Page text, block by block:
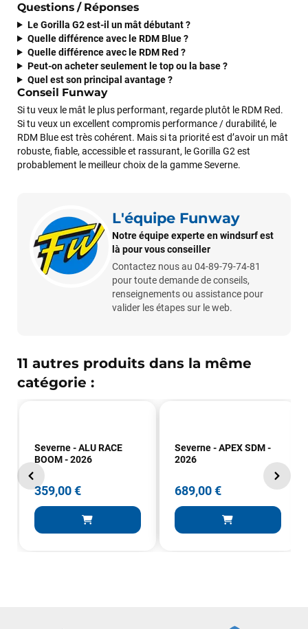
Questions / Réponses
Le Gorilla G2 est-il un mât débutant ?
Quelle différence avec le RDM Blue ?
Quelle différence avec le RDM Red ?
Peut-on acheter seulement le top ou la base ?
Quel est son principal avantage ?
Conseil Funway
Si tu veux le mât le plus performant, regarde plutôt le RDM Red.
Si tu veux un excellent compromis performance / durabilité, le
RDM Blue est très cohérent. Mais si ta priorité est d’avoir un mât
robuste, fiable, accessible et rassurant, le Gorilla G2 est
probablement le meilleur choix de la gamme Severne.
L'équipe Funway
Notre équipe experte en windsurf est
là pour vous conseiller
Contactez nous au 04-89-79-74-81
pour toute demande de conseils,
renseignements ou assistance pour
valider les étapes sur le web.
11 autres produits dans la même
catégorie :
Severne - ALU RACE
BOOM - 2026
359,00 €
Severne - APEX SDM -
2026
689,00 €